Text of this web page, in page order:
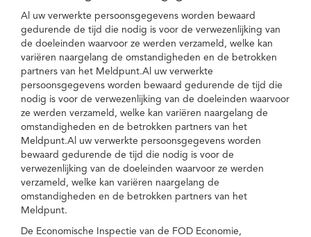
Al uw verwerkte persoonsgegevens worden bewaard
gedurende de tijd die nodig is voor de verwezenlijking van
de doeleinden waarvoor ze werden verzameld, welke kan
variëren naargelang de omstandigheden en de betrokken
partners van het Meldpunt.Al uw verwerkte
persoonsgegevens worden bewaard gedurende de tijd die
nodig is voor de verwezenlijking van de doeleinden waarvoor
ze werden verzameld, welke kan variëren naargelang de
omstandigheden en de betrokken partners van het
Meldpunt.Al uw verwerkte persoonsgegevens worden
bewaard gedurende de tijd die nodig is voor de
verwezenlijking van de doeleinden waarvoor ze werden
verzameld, welke kan variëren naargelang de
omstandigheden en de betrokken partners van het
Meldpunt.
De Economische Inspectie van de FOD Economie,